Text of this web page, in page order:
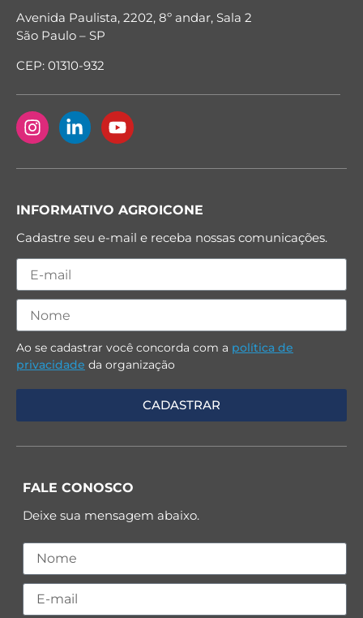
Avenida Paulista, 2202, 8º andar, Sala 2
São Paulo – SP
CEP: 01310-932
INFORMATIVO AGROICONE
Cadastre seu e-mail e receba nossas comunicações.
Ao se cadastrar você concorda com a política de
privacidade da organização
FALE CONOSCO
Deixe sua mensagem abaixo.